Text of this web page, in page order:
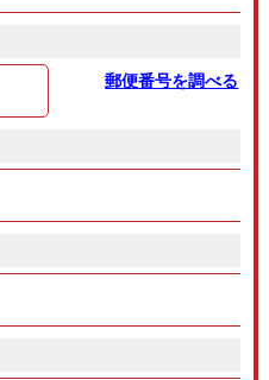
郵便番号を調べる